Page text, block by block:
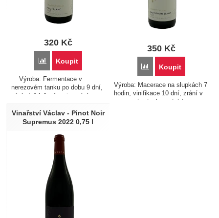
320 Kč
Porovnat
Koupit
Výroba: Fermentace v
nerezovém tanku po dobu 9 dní,
následně ležení na jemných
kalech. Chuťový profil: Víno
slámově žluté barvy. Ve vůni je
čisté a přímé s výrazným
350 Kč
Porovnat
Koupit
Výroba: Macerace na slupkách 7
hodin, vinifikace 10 dní, zrání v
nerezovém tanku, mícháno na
Vinařství Václav - Pinot Noir
Supremus 2022 0,75 l